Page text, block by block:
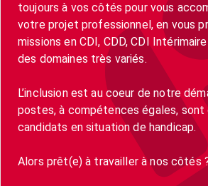
toujours à vos côtés pour vous
votre projet professionnel, en vous
missions en CDI, CDD, CDI
des domaines très variés.
L’inclusion est au coeur de notre
postes, à compétences égales, sont
candidats en situation de handicap.
Alors prêt(e) à travailler à nos côtés